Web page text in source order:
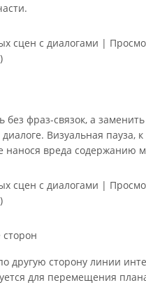
сцен с диалогами |
без фраз-связок, а
Визуальная пауза,
нанося вреда содержанию
сцен с диалогами |
другую сторону линии
для перемещения